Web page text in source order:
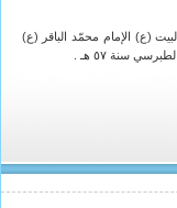
(ع) الإمام محمّد الباقر (ع)
سنة ٥٧ هـ .